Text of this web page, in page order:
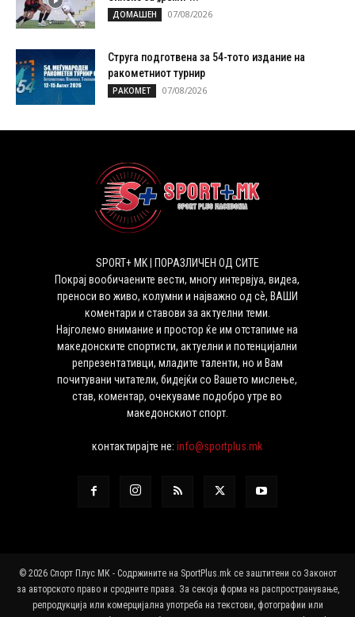
ДОМАШЕН 07/08/2026
Струга подготвена за 54-тото издание на
ракометниот турнир
РАКОМЕТ 07/08/2026
SPORT+ MK | ПОРАЗЛИЧЕН ОД СИТЕ
Покрај вообичаените вести, многу интервјуа, видеа,
преноси во живо, колумни и најважно од сѐ, ВАШИ
коментари и ставови за актуелни теми.
Најголемо внимание и простор ќе им отстапиме на
македонските спортисти, актуелни и потенцијални
репрезентативци, младите таленти, но и Вам
почитувани читатели, бидејќи со Вашето мислење,
став, коментар, очекуваме подобро утре во
македонскиот спорт.
контактирајте не:info@sportplus.mk
© 2026 Спорт Плус МК - Содржините на SportPlus.mk се заштитени со Законот
за авторското право и сродните права. За секоја форма на распространување,
репродукција или комерцијална употреба на текстови, фотографии или